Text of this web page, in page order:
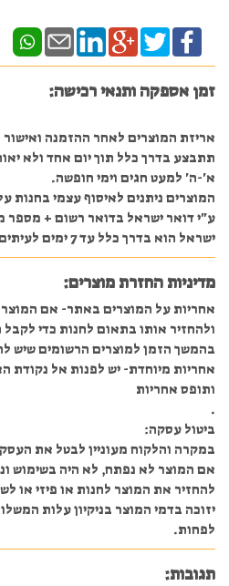
זמן אספקה ותנאי רכישה:
אריזת המוצרים לאחר ההזמנה
תתבצע בדרך כלל תוך יום אחד ולא
א'-ה' למעט חגים וימי חופשה.
המוצרים ניתנים לאיסוף עצמי בחנות
ע"י דואר ישראל בדואר רשום + מספר
ישראל הוא בדרך כלל עד 7 ימים לעיתים מתעכב ליותר.
מדיניות החזרת מוצרים:
אחריות על המוצרים באתר- אם המוצר
ולהחזיר אותו בתאום לחנות כדי
בהמשך הזמן למוצרים הרשומים שיש
אחריות מיוחדת- יש לפנות אל נקודת
ותופס אחריות
.
ביטול עסקה:
אם המוצר לא נפתח, לא היה בשימוש
להחזיר את המוצר לחנות או פיזי או
לפחות.
תגובות: